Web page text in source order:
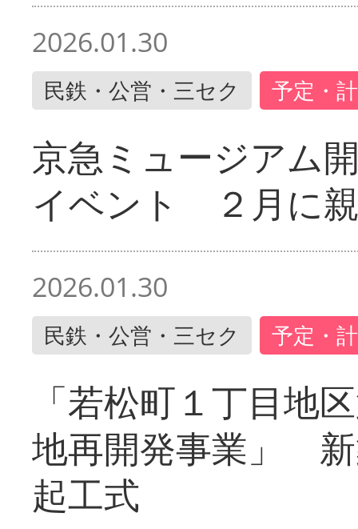
2026.01.30
民鉄・公営・三セク 予定・
京急ミュージアム
イベント ２月に
2026.01.30
民鉄・公営・三セク 予定・
「若松町１丁目地
地再開発事業」
起工式